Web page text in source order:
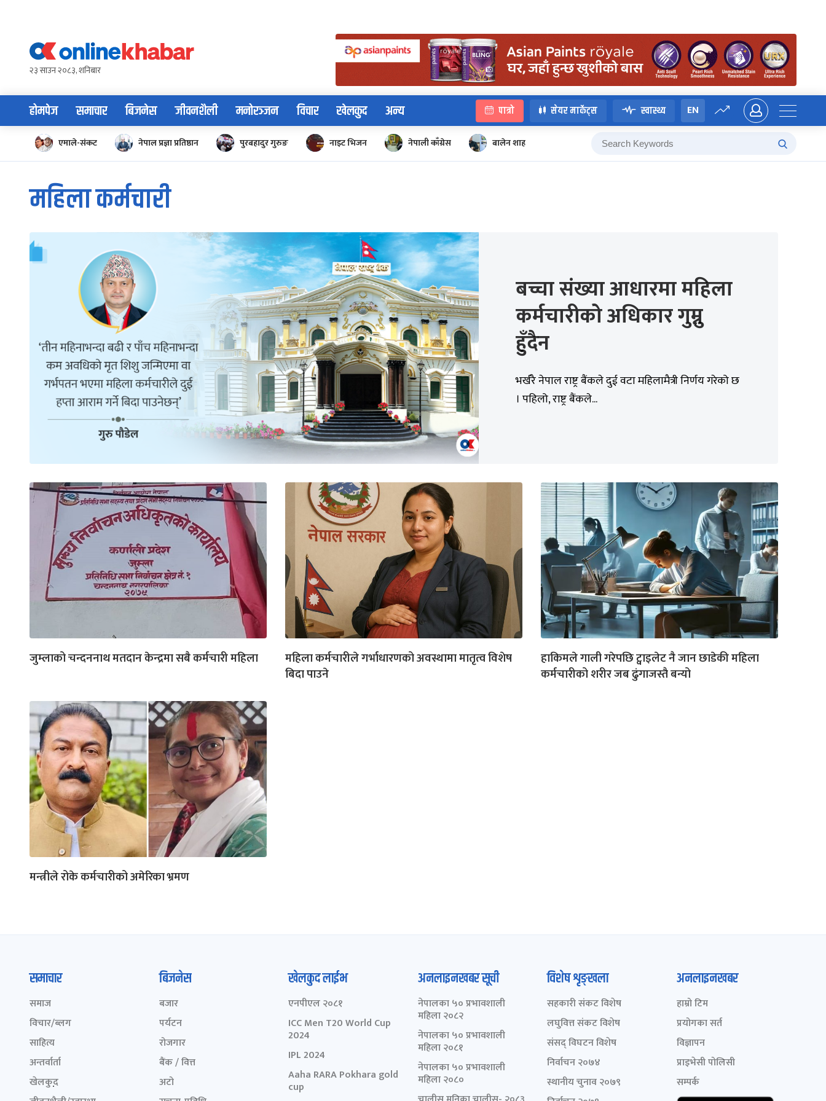
content२३ साउन २०८३, शनिबार
होमपेज समाचार बिजनेस जीवनशैली मनोरञ्जन विचार खेलकुद अन्य पात्रो सेयर मार्केट्स स्वास्थ्य EN
एमाले-संकट नेपाल प्रज्ञा प्रतिष्ठान पुरबहादुर गुरुङ नाइट भिजन नेपाली काँग्रेस बालेन शाह
महिला कर्मचारी
बच्चा संख्या आधारमा महिला
कर्मचारीको अधिकार गुम्नु
हुँदैन
भर्खरै नेपाल राष्ट्र बैंकले दुई वटा महिलामैत्री निर्णय गरेको छ
। पहिलो, राष्ट्र बैंकले...
जुम्लाको चन्दननाथ मतदान केन्द्रमा सबै कर्मचारी महिला
महिला कर्मचारीले गर्भाधारणको अवस्थामा मातृत्व विशेष
बिदा पाउने
हाकिमले गाली गरेपछि ट्वाइलेट नै जान छाडेकी महिला
कर्मचारीको शरीर जब ढुंगाजस्तै बन्यो
मन्त्रीले रोके कर्मचारीको अमेरिका भ्रमण
समाचार
समाज
विचार/ब्लग
साहित्य
अन्तर्वार्ता
खेलकुद़़
बिजनेस
बजार
पर्यटन
रोजगार
बैंक / वित्त
अटो
खेलकुद लाईभ
एनपीएल २०८१
ICC Men T20 World Cup
2024
IPL 2024
Aaha RARA Pokhara gold
cup
अनलाइनखबर सूची
नेपालका ५० प्रभावशाली
महिला २०८२
नेपालका ५० प्रभावशाली
महिला २०८१
नेपालका ५० प्रभावशाली
महिला २०८०
विशेष शृङ्खला
सहकारी संकट विशेष
लघुवित्त संकट विशेष
संसद् विघटन विशेष
निर्वाचन २०७४
स्थानीय चुनाव २०७९
अनलाइनखबर
हाम्रो टिम
प्रयोगका सर्त
विज्ञापन
प्राइभेसी पोलिसी
सम्पर्क